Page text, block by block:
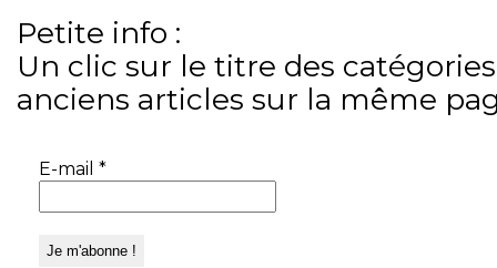
Petite info :
Un clic sur le titre des
anciens articles sur la même
E-mail *